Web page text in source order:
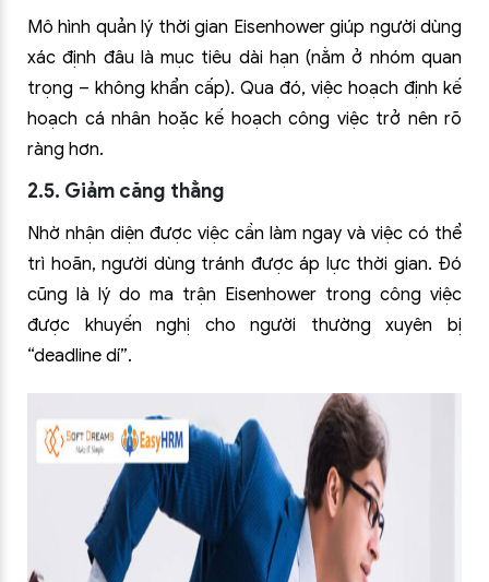
Mô hình quản lý thời gian Eisenhower giúp người dùng
xác định đâu là mục tiêu dài hạn (nằm ở nhóm quan
trọng – không khẩn cấp). Qua đó, việc hoạch định kế
hoạch cá nhân hoặc kế hoạch công việc trở nên rõ
ràng hơn.
2.5. Giảm căng thẳng
Nhờ nhận diện được việc cần làm ngay và việc có thể
trì hoãn, người dùng tránh được áp lực thời gian. Đó
cũng là lý do ma trận Eisenhower trong công việc
được khuyến nghị cho người thường xuyên bị
“deadline dí”.